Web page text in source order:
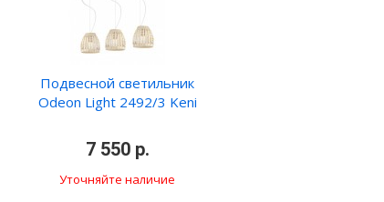
Подвесной светильник
Odeon Light 2492/3 Keni
7 550 р.
Уточняйте наличие